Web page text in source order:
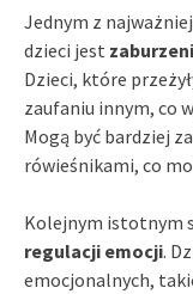
Jednym z
dzieci jest
Dzieci, które
zaufaniu innym, co
Mogą być bardziej
rówieśnikami, co
Kolejnym istotnym
regulacji emocji.
emocjonalnych,